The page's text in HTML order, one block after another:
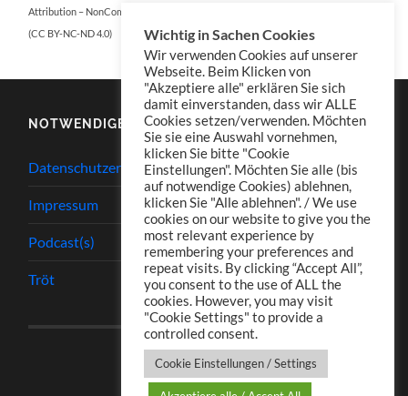
Attribution – NonCommercial – NoDerivatives 4.0 International
(CC BY-NC-ND 4.0)
NOTWENDIGES
Datenschutzerklärung
Impressum
Podcast(s)
Tröt
Wichtig in Sachen Cookies
Wir verwenden Cookies auf unserer
Webseite. Beim Klicken von
"Akzeptiere alle" erklären Sie sich
damit einverstanden, dass wir ALLE
Cookies setzen/verwenden. Möchten
Sie sie eine Auswahl vornehmen,
klicken Sie bitte "Cookie
Einstellungen". Möchten Sie alle (bis
auf notwendige Cookies) ablehnen,
klicken Sie "Alle ablehnen". / We use
cookies on our website to give you the
most relevant experience by
remembering your preferences and
repeat visits. By clicking “Accept All”,
you consent to the use of ALL the
cookies. However, you may visit
"Cookie Settings" to provide a
controlled consent.
Cookie Einstellungen / Settings